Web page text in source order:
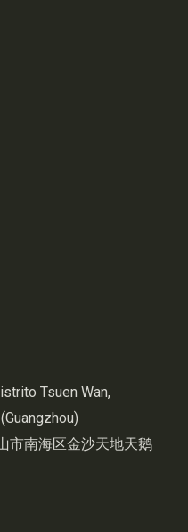
Tsuen Wan,
市南海区金沙天地天鹅